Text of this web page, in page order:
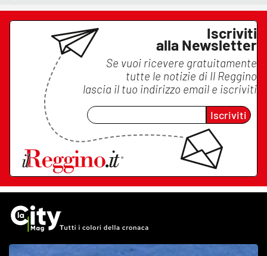
Iscriviti
alla Newsletter
Se vuoi ricevere gratuitamente
tutte le notizie di Il Reggino
lascia il tuo indirizzo email e iscriviti
Iscriviti